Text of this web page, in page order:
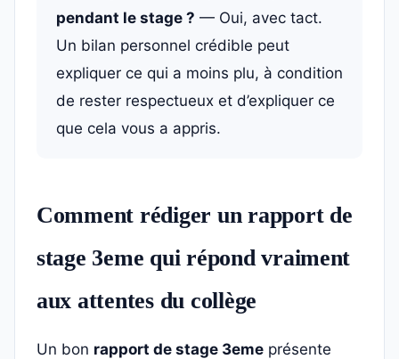
pendant le stage ? — Oui, avec tact.
Un bilan personnel crédible peut
expliquer ce qui a moins plu, à condition
de rester respectueux et d’expliquer ce
que cela vous a appris.
Comment rédiger un rapport de
stage 3eme qui répond vraiment
aux attentes du collège
Un bon rapport de stage 3eme présente